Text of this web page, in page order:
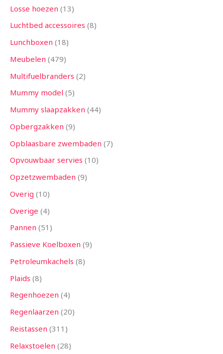
Losse hoezen 13
Luchtbed accessoires 8
Lunchboxen 18
Meubelen 479
Multifuelbranders 2
Mummy model 5
Mummy slaapzakken 44
Opbergzakken 9
Opblaasbare zwembaden 7
Opvouwbaar servies 10
Opzetzwembaden 9
Overig 10
Overige 4
Pannen 51
Passieve Koelboxen 9
Petroleumkachels 8
Plaids 8
Regenhoezen 4
Regenlaarzen 20
Reistassen 311
Relaxstoelen 28